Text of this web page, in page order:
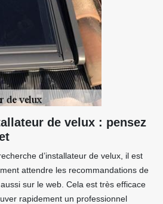
de velux : pensez
d’installateur de velux, il est
attendre les recommandations de
sur le web. Cela est très efficace
rapidement un professionnel